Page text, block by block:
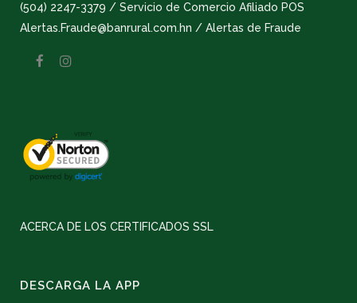
(504) 2247-3379 / Servicio de Comercio Afiliado POS
Alertas.Fraude@banrural.com.hn / Alertas de Fraude
ACERCA DE LOS CERTIFICADOS SSL
DESCARGA LA APP